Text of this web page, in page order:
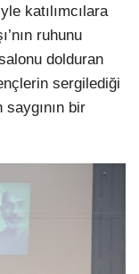
katılımcılara
ruhunu
dolduran
sergilediği
bir